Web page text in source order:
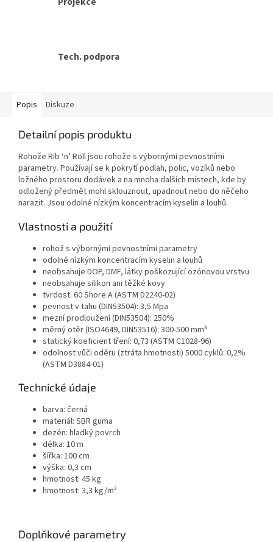
Tech. podpora
Popis Diskuze
Detailní popis produktu
Rohože Rib ‘n’ Roll jsou rohože s výbornými pevnostními
parametry. Používají se k pokrytí podlah, polic, vozíků nebo
ložného prostoru dodávek a na mnoha dalších místech, kde by
odložený předmět mohl sklouznout, upadnout nebo do něčeho
narazit. Jsou odolné nízkým koncentracím kyselin a louhů.
Vlastnosti a použití
rohož s výbornými pevnostními parametry
odolné nízkým koncentracím kyselin a louhů
neobsahuje DOP, DMF, látky poškozující ozónovou vrstvu
neobsahuje silikon ani těžké kovy
tvrdost: 60 Shore A (ASTM D2240-02)
pevnost v tahu (DIN53504): 3,5 Mpa
mezní prodloužení (DIN53504): 250%
měrný otěr (ISO4649, DIN53516): 300-500 mm³
statický koeficient tření: 0,73 (ASTM C1028-96)
odolnost vůči oděru (ztráta hmotnosti) 5000 cyklů: 0,2%
(ASTM D3884-01)
Technické údaje
barva: černá
materiál: SBR guma
dezén: hladký povrch
délka: 10 m
šířka: 100 cm
výška: 0,3 cm
hmotnost: 45 kg
hmotnost: 3,3 kg/m²
Doplňkové parametry